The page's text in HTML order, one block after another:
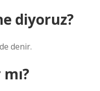
diyoruz?
denir.